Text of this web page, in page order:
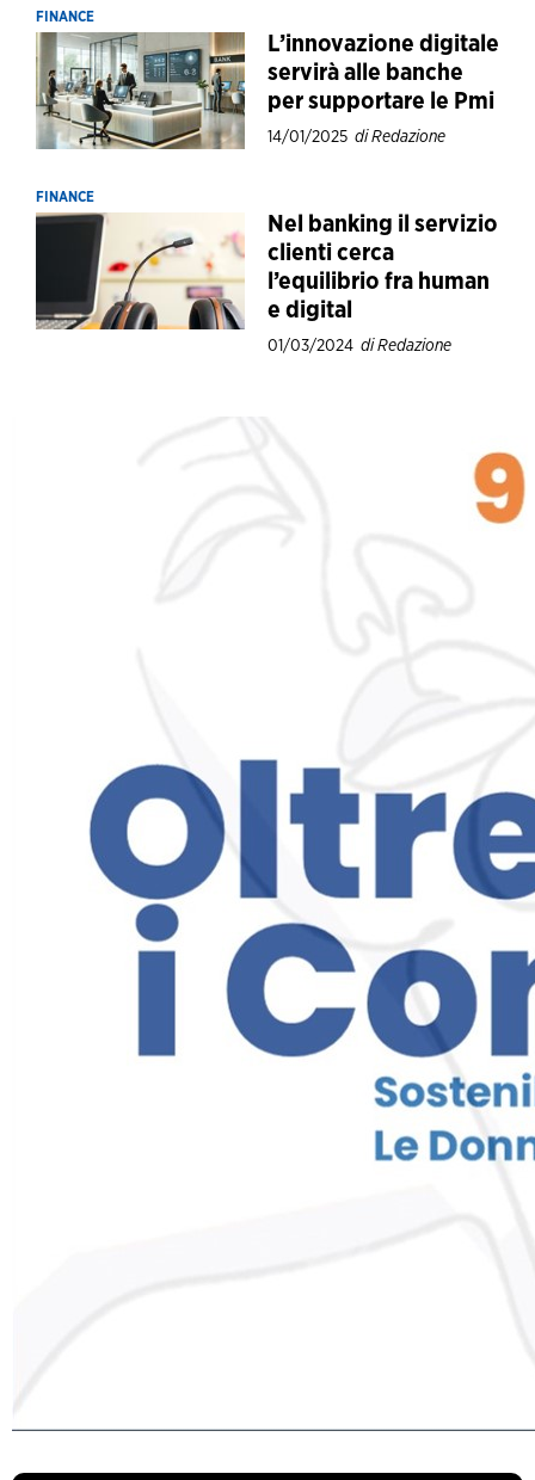
FINANCE
L’innovazione digitale
servirà alle banche
per supportare le Pmi
14/01/2025 di Redazione
FINANCE
Nel banking il servizio
clienti cerca
l’equilibrio fra human
e digital
01/03/2024 di Redazione